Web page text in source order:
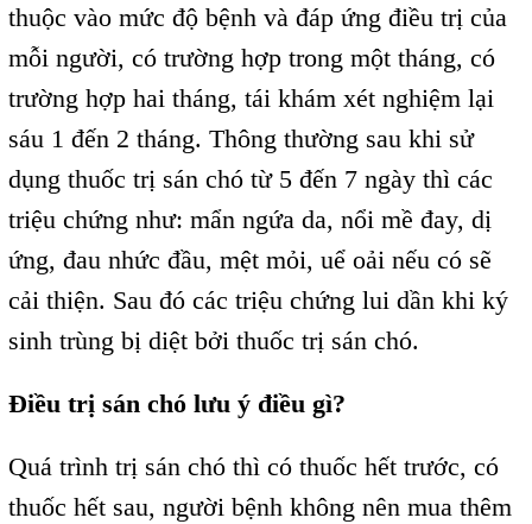
thuộc vào mức độ bệnh và đáp ứng điều trị của
mỗi người, có trường hợp trong một tháng, có
trường hợp hai tháng, tái khám xét nghiệm lại
sáu 1 đến 2 tháng. Thông thường sau khi sử
dụng thuốc trị sán chó từ 5 đến 7 ngày thì các
triệu chứng như: mẩn ngứa da, nổi mề đay, dị
ứng, đau nhức đầu, mệt mỏi, uể oải nếu có sẽ
cải thiện. Sau đó các triệu chứng lui dần khi ký
sinh trùng bị diệt bởi thuốc trị sán chó.
Điều trị sán chó lưu ý điều gì?
Quá trình trị sán chó thì có thuốc hết trước, có
thuốc hết sau, người bệnh không nên mua thêm